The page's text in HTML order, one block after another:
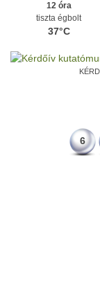
12 óra
tiszta égbolt
37°C
6